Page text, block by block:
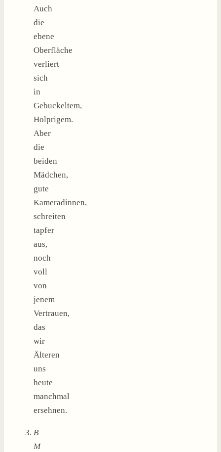
Auch
die
ebene
Oberfläche
verliert
sich
in
Gebuckeltem,
Holprigem.
Aber
die
beiden
Mädchen,
gute
Kameradinnen,
schreiten
tapfer
aus,
noch
voll
von
jenem
Vertrauen,
das
wir
Älteren
uns
heute
manchmal
ersehnen.
B
M